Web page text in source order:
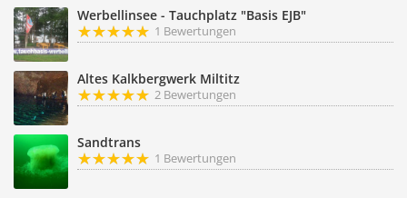
Werbellinsee - Tauchplatz "Basis EJB"
1 Bewertungen
Altes Kalkbergwerk Miltitz
2 Bewertungen
Sandtrans
1 Bewertungen